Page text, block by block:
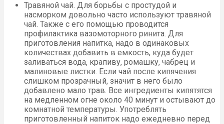
Травяной чай. Для борьбы с простудой и
насморком довольно часто используют травяной
чай. Также с его помощью проводится
профилактика вазомоторного ринита. Для
приготовления напитка, надо в одинаковых
количествах добавить в емкость, куда будет
заливаться вода, крапиву, ромашку, чабрец и
малиновые листки. Если чай после кипячения
слишком прозрачный, значит в него было
добавлено мало трав. Все ингредиенты кипятятся
на медленном огне около 40 минут и остывают до
комнатной температуры. Употреблять
приготовленный напиток надо ежедневно перед